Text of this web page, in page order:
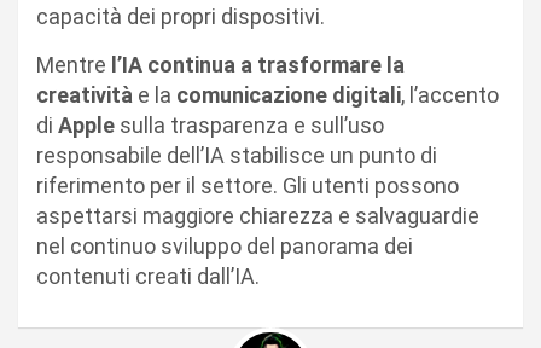
capacità dei propri dispositivi.
Mentre l’IA continua a trasformare la
creatività e la comunicazione digitali, l’accento
di Apple sulla trasparenza e sull’uso
responsabile dell’IA stabilisce un punto di
riferimento per il settore. Gli utenti possono
aspettarsi maggiore chiarezza e salvaguardie
nel continuo sviluppo del panorama dei
contenuti creati dall’IA.